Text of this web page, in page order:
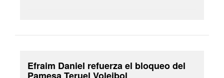
Efraim Daniel refuerza el bloqueo del
Pamesa Teruel Voleibol